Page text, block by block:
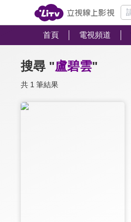
首頁 電視頻道
搜尋 "盧碧雲"
共 1 筆結果